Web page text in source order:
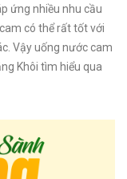
ứng nhiều nhu cầu
có thể rất tốt với
Vậy uống nước cam
Khôi tìm hiểu qua